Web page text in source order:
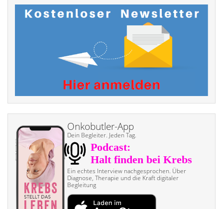
Onkobutler-App
Dein Begleiter. Jeden Tag.
Ein echtes Interview nach­gesprochen. Über
Diagnose, Therapie und die Kraft digitaler
Begleitung